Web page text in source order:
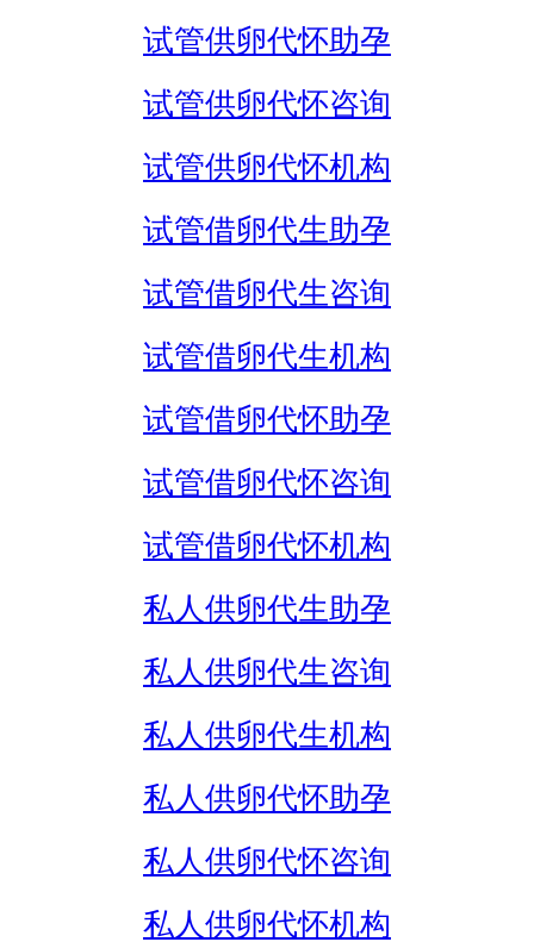
试管供卵代怀助孕
试管供卵代怀咨询
试管供卵代怀机构
试管借卵代生助孕
试管借卵代生咨询
试管借卵代生机构
试管借卵代怀助孕
试管借卵代怀咨询
试管借卵代怀机构
私人供卵代生助孕
私人供卵代生咨询
私人供卵代生机构
私人供卵代怀助孕
私人供卵代怀咨询
私人供卵代怀机构